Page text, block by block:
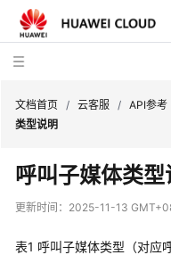
产
品
介
文档首页 / 云客服 / API参考
类型说明
呼叫子媒体类型
更新时间： 2025-11-13
表1 呼叫子媒体类型（对应